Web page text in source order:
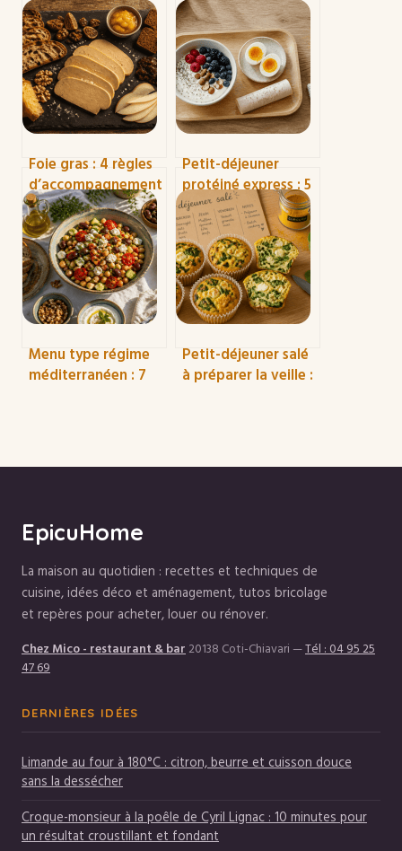
Foie gras : 4 règles
d’accompagnement
pour réussir vos
accords sucrés-salés
Petit-déjeuner
protéiné express : 5
minutes pour
stabiliser votre
énergie toute la
matinée
Menu type régime
méditerranéen : 7
Petit-déjeuner salé
à préparer la veille :
EpicuHome
La maison au quotidien : recettes et techniques de
cuisine, idées déco et aménagement, tutos bricolage
et repères pour acheter, louer ou rénover.
Chez Mico - restaurant & bar20138 Coti-Chiavari—Tél : 04 95 25
47 69
DERNIÈRES IDÉES
Limande au four à 180°C : citron, beurre et cuisson douce
sans la dessécher
Croque-monsieur à la poêle de Cyril Lignac : 10 minutes pour
un résultat croustillant et fondant